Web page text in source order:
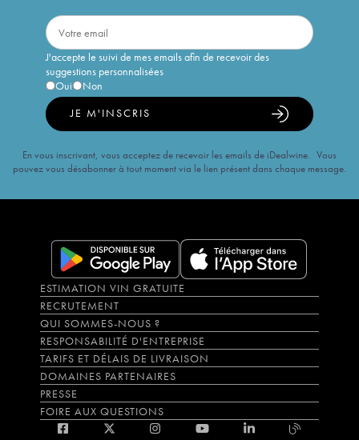
J'accepte le suivi de mes emails afin de recevoir des
suggestions personnalisées
Oui
Non
JE M'INSCRIS
En vous inscrivant, vous acceptez de recevoir les emails de iDealwine. Vous
pouvez vous désabonner à tout moment via le lien présent dans chaque message.
ESTIMATION VIN GRATUITE
RECRUTEMENT
QUI SOMMES-NOUS ?
RESPONSABILITÉ D'ENTREPRISE
TARIFS ET DÉLAIS DE LIVRAISON
DOMAINES PARTENAIRES
PRESSE
FOIRE AUX QUESTIONS